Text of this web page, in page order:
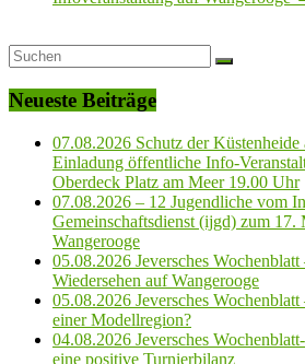
Neueste Beiträge
07.08.2026 Schutz der Küstenheide
Einladung öffentliche Info-
Oberdeck Platz am Meer 19.00 Uhr
07.08.2026 – 12 Jugendliche vom
Gemeinschaftsdienst (ijgd) zum 17.
Wangerooge
05.08.2026 Jeversches
Wiedersehen auf Wangerooge
05.08.2026 Jeversches
einer Modellregion?
04.08.2026 Jeversches
eine positive Turnierbilanz